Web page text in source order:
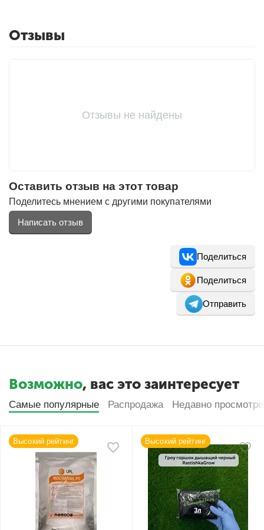
Отзывы
Отзывы не найдены
Оставить отзыв на этот товар
Поделитесь мнением с другими покупателями
Написать отзыв
Поделиться
Поделиться
Отправить
Возможно, вас это заинтересует
Самые популярные Распродажа Недавно
Высокий рейтинг Высокий рейтинг